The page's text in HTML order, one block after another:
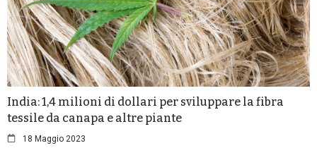
India: 1,4 milioni di dollari per sviluppare la fibra
tessile da canapa e altre piante
18 Maggio 2023